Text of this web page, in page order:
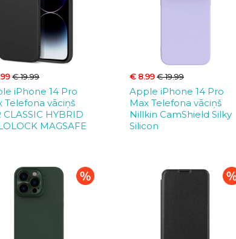
€ 19.99
iPhone 14 Pro
Telefona vāciņš
CLASSIC HYBRID
MAGSAFE
€ 8.99€ 19.99
Apple iPhone 14 Pro
Max Telefona vāciņš
Nillkin CamShield Silky
Silicon